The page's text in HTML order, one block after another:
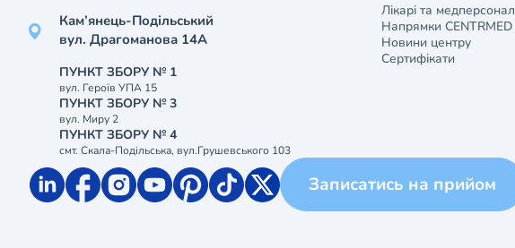
Кам’янець-Подільський
вул. Драгоманова 14А
ПУНКТ ЗБОРУ № 1
вул. Героїв УПА 15
ПУНКТ ЗБОРУ № 3
вул. Миру 2
ПУНКТ ЗБОРУ № 4
смт. Скала-Подільська, вул.Грушевського 103
Лікарі та медперсонал
Напрямки CENTRMED
Новини центру
Сертифікати
Записатись на прийом